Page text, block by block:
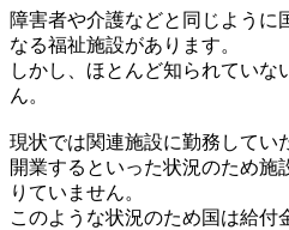
障害者や介護などと同じように
なる福祉施設があります。
しかし、ほとんど知られてい
ん。
現状では関連施設に勤務してい
開業するといった状況のため施
りていません。
このような状況のため国は給付